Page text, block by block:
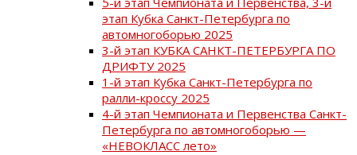
этап Кубка Санкт-Петербурга по
автомногоборью 2025
3-й этап КУБКА САНКТ-ПЕТЕРБУРГА ПО
ДРИФТУ 2025
1-й этап Кубка Санкт-Петербурга по
ралли-кроссу 2025
4-й этап Чемпионата и Первенства Санкт-
Петербурга по автомногоборью —
«НЕВОКЛАСС лето»